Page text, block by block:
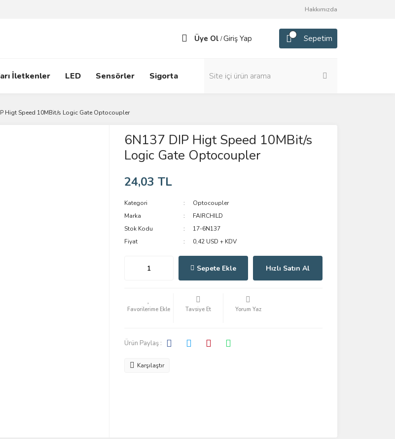
Hakkımızda
Üye Ol /Giriş Yap Sepetim
İletkenler LED Sensörler Sigorta
Higt Speed 10MBit/s Logic Gate Optocoupler
6N137 DIP Higt Speed 10MBit/s
Logic Gate Optocoupler
24,03 TL
Kategori
Optocoupler
Marka
FAIRCHILD
Stok Kodu
17-6N137
Fiyat
0,42 USD + KDV
Sepete Ekle Hızlı Satın Al
Tavsiye Et Yorum Yaz
Ürün Paylaş :
Karşılaştır